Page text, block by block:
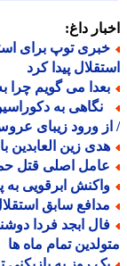
داغ:
توپ برای
پیدا کرد
می گویم چرا به
به
ورود زیبای عروس
زین العابدین
اصلی قتل
ابرقویی به
سابق استقلال
تمام ماه ها